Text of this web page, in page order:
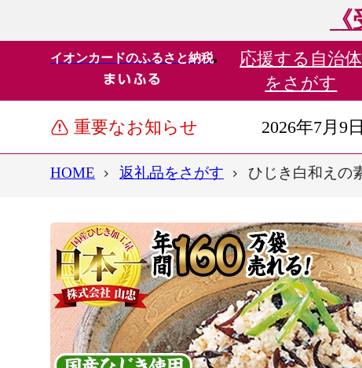
イオンカードのふるさと納税 応援する 自治体
をさがす
重要なお知らせ 2026年7月9日
HOME 返礼品をさがす ひじき白和えの